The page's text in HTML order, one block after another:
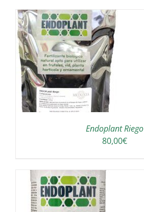
Endoplant Riego
80,00€